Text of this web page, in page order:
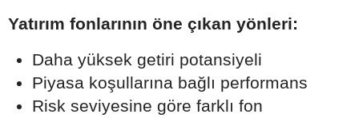
Yatırım fonlarının öne çıkan yönleri:
Daha yüksek getiri potansiyeli
Piyasa koşullarına bağlı performans
Risk seviyesine göre farklı fon